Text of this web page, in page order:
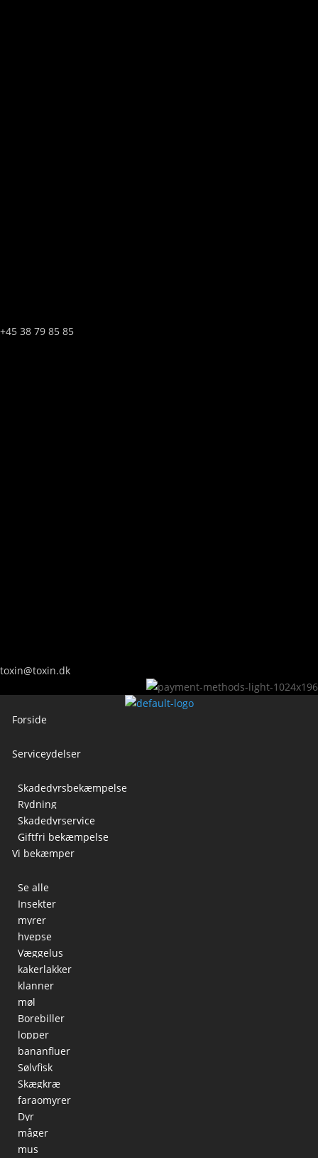
+45 38 79 85 85
toxin@toxin.dk
Forside
Serviceydelser
Skadedyrsbekæmpelse
Rydning
Skadedyrservice
Giftfri bekæmpelse
Vi bekæmper
Se alle
Insekter
myrer
hvepse
Væggelus
kakerlakker
klanner
møl
Borebiller
lopper
bananfluer
Sølvfisk
Skægkræ
faraomyrer
Dyr
måger
mus